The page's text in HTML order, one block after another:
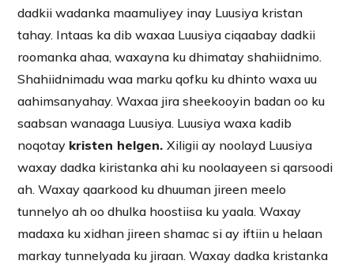
dadkii wadanka maamuliyey inay Luusiya kristan
tahay. Intaas ka dib waxaa Luusiya ciqaabay dadkii
roomanka ahaa, waxayna ku dhimatay shahiidnimo.
Shahiidnimadu waa marku qofku ku dhinto waxa uu
aahimsanyahay. Waxaa jira sheekooyin badan oo ku
saabsan wanaaga Luusiya. Luusiya waxa kadib
noqotay kristen helgen.Xiligii ay noolayd Luusiya
waxay dadka kiristanka ahi ku noolaayeen si qarsoodi
ah. Waxay qaarkood ku dhuuman jireen meelo
tunnelyo ah oo dhulka hoostiisa ku yaala. Waxay
madaxa ku xidhan jireen shamac si ay iftiin u helaan
markay tunnelyada ku jiraan. Waxay dadka kristanka